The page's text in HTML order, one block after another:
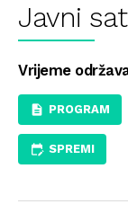
Javni
Vrijeme
PROGRAM
SPREMI